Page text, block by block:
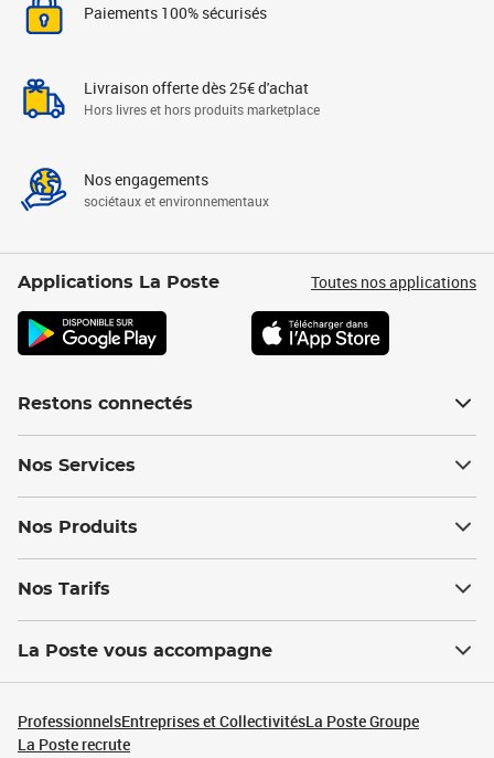
Paiements 100% sécurisés
Livraison offerte dès 25€ d'achat
Hors livres et hors produits marketplace
Nos engagements
sociétaux et environnementaux
Applications La Poste Toutes nos applications
Restons connectés
Nos Services
Nos Produits
Nos Tarifs
La Poste vous accompagne
ProfessionnelsEntreprises et CollectivitésLa Poste Groupe
La Poste recrute